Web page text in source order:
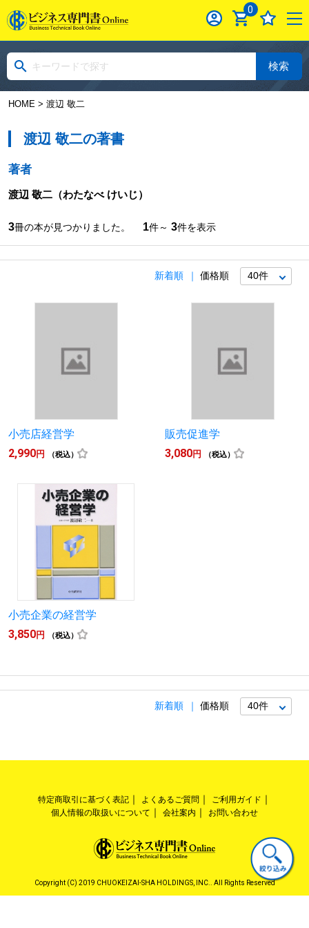
0
検索
HOME> 渡辺 敬二
渡辺 敬二の著書
著者
渡辺 敬二（わたなべ けいじ）
3冊の本が見つかりました。 1件～ 3件を表示
新着順 価格順
小売店経営学
2,990円 （税込）
販売促進学
3,080円 （税込）
小売企業の経営学
3,850円 （税込）
新着順 価格順
特定商取引に基づく表記 よくあるご質問
ご利用ガイド
個人情報の取扱いについて
会社案内 お問い合わせ
Copyright (C) 2019 CHUOKEIZAI-SHA HOLDINGS, INC.. All Rights Reserved